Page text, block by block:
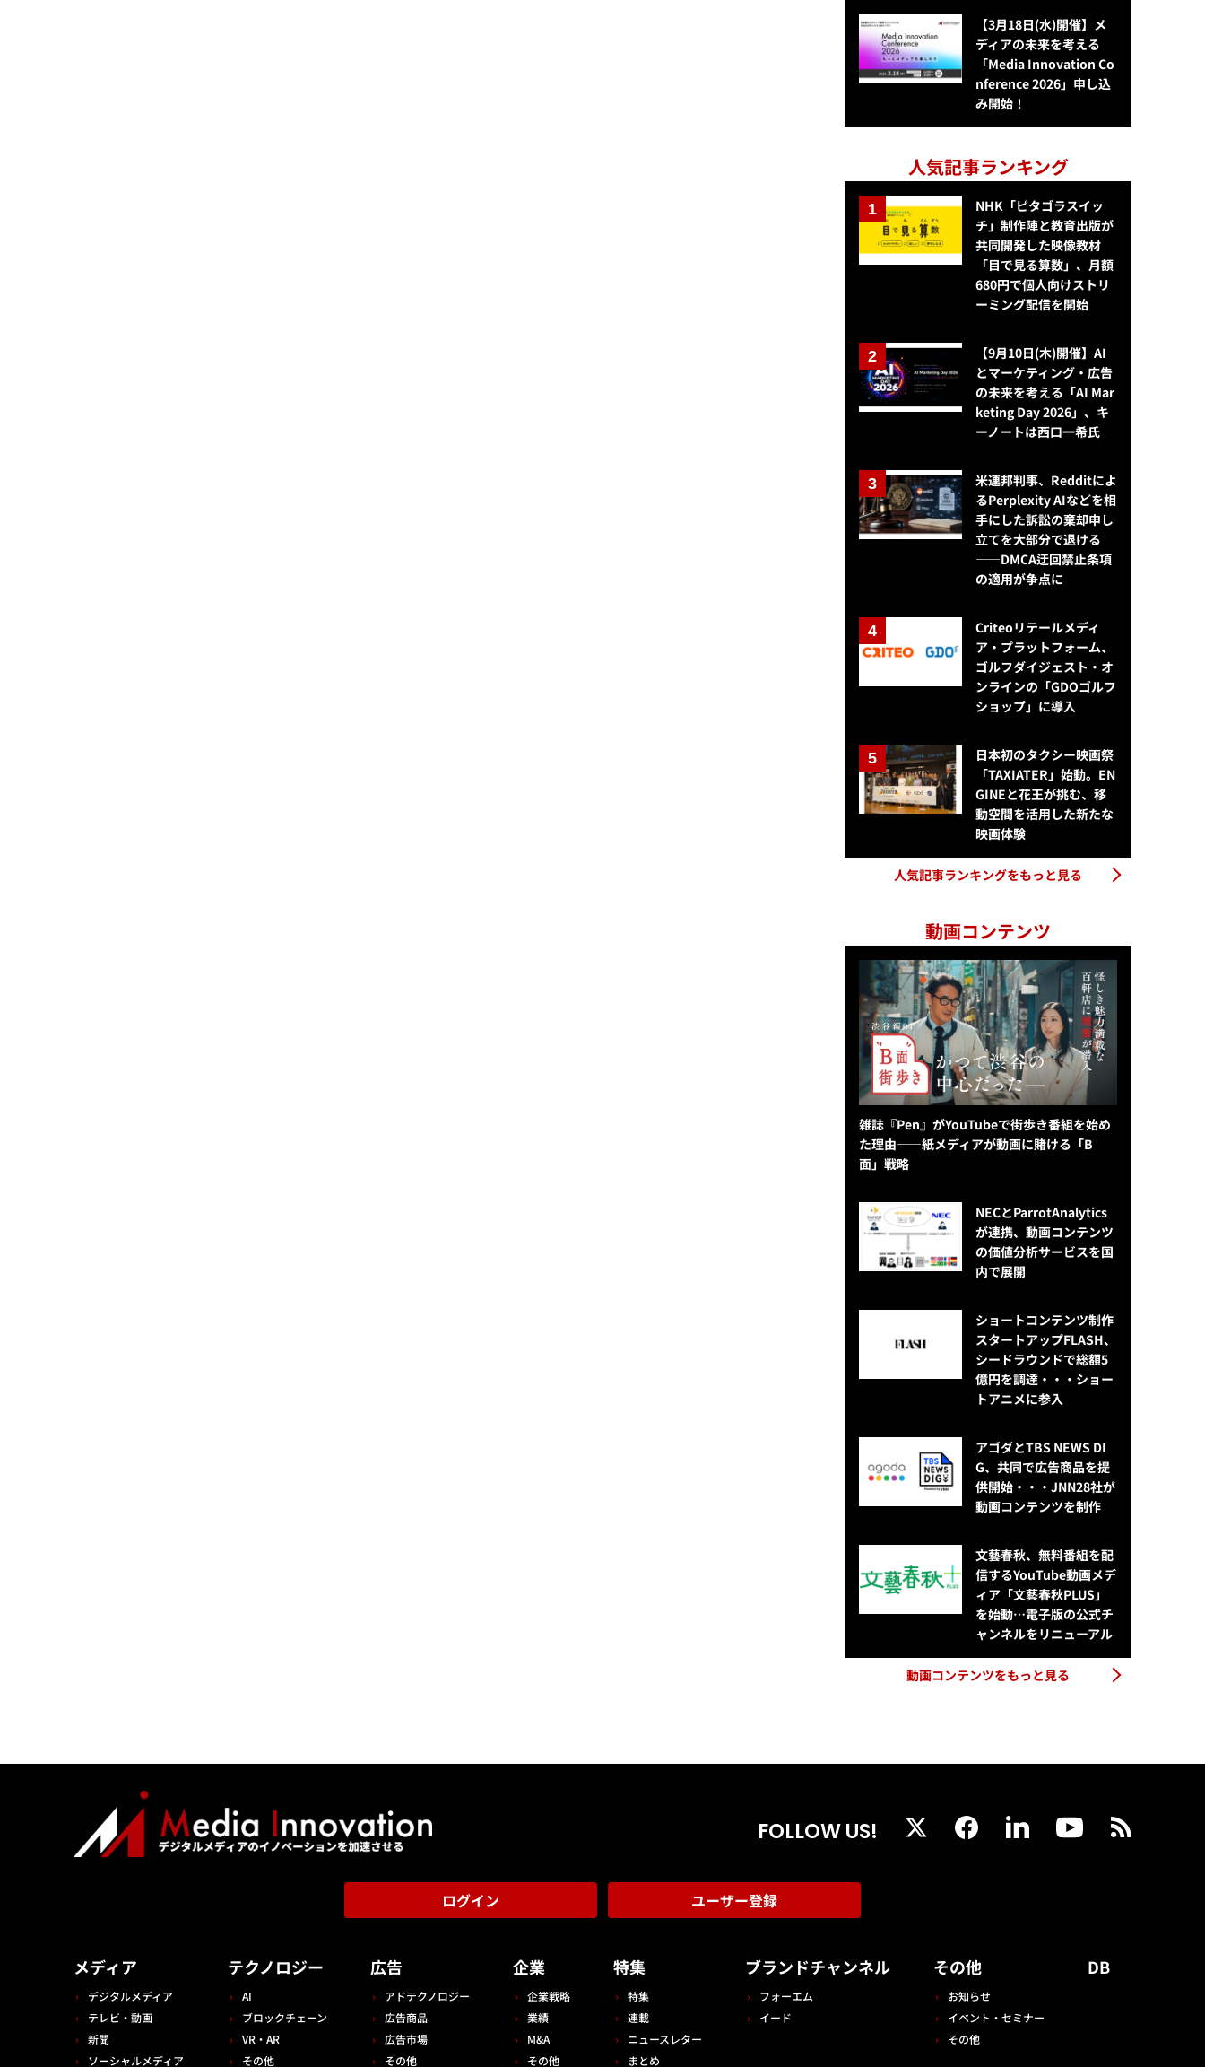
【3月18日(水)開催】メ
ディアの未来を考える
「Media Innovation Co
nference 2026」申し込
み開始！
人気記事ランキング
NHK「ピタゴラスイッ
チ」制作陣と教育出版が
共同開発した映像教材
「目で見る算数」、月額
680円で個人向けストリ
ーミング配信を開始
【9月10日(木)開催】AI
とマーケティング・広告
の未来を考える「AI Mar
keting Day 2026」、キ
ーノートは西口一希氏
米連邦判事、Redditによ
るPerplexity AIなどを相
手にした訴訟の棄却申し
立てを大部分で退ける
——DMCA迂回禁止条項
の適用が争点に
Criteoリテールメディ
ア・プラットフォーム、
ゴルフダイジェスト・オ
ンラインの「GDOゴルフ
ショップ」に導入
日本初のタクシー映画祭
「TAXIATER」始動。EN
GINEと花王が挑む、移
動空間を活用した新たな
映画体験
人気記事ランキングをもっと見る
動画コンテンツ
雑誌『Pen』がYouTubeで街歩き番組を始め
た理由——紙メディアが動画に賭ける「B
面」戦略
NECとParrotAnalytics
が連携、動画コンテンツ
の価値分析サービスを国
内で展開
ショートコンテンツ制作
スタートアップFLASH、
シードラウンドで総額5
億円を調達・・・ショー
トアニメに参入
アゴダとTBS NEWS DI
G、共同で広告商品を提
供開始・・・JNN28社が
動画コンテンツを制作
文藝春秋、無料番組を配
信するYouTube動画メデ
ィア「文藝春秋PLUS」
を始動…電子版の公式チ
ャンネルをリニューアル
動画コンテンツをもっと見る
FOLLOW US!
ログイン ユーザー登録
メディア
デジタルメディア
テレビ・動画
新聞
ソーシャルメディア
テクノロジー
AI
ブロックチェーン
VR・AR
その他
広告
アドテクノロジー
広告商品
広告市場
その他
企業
企業戦略
業績
M&A
その他
特集
特集
連載
ニュースレター
まとめ
ブランドチャンネル
フォーエム
イード
その他
お知らせ
イベント・セミナー
その他
DB